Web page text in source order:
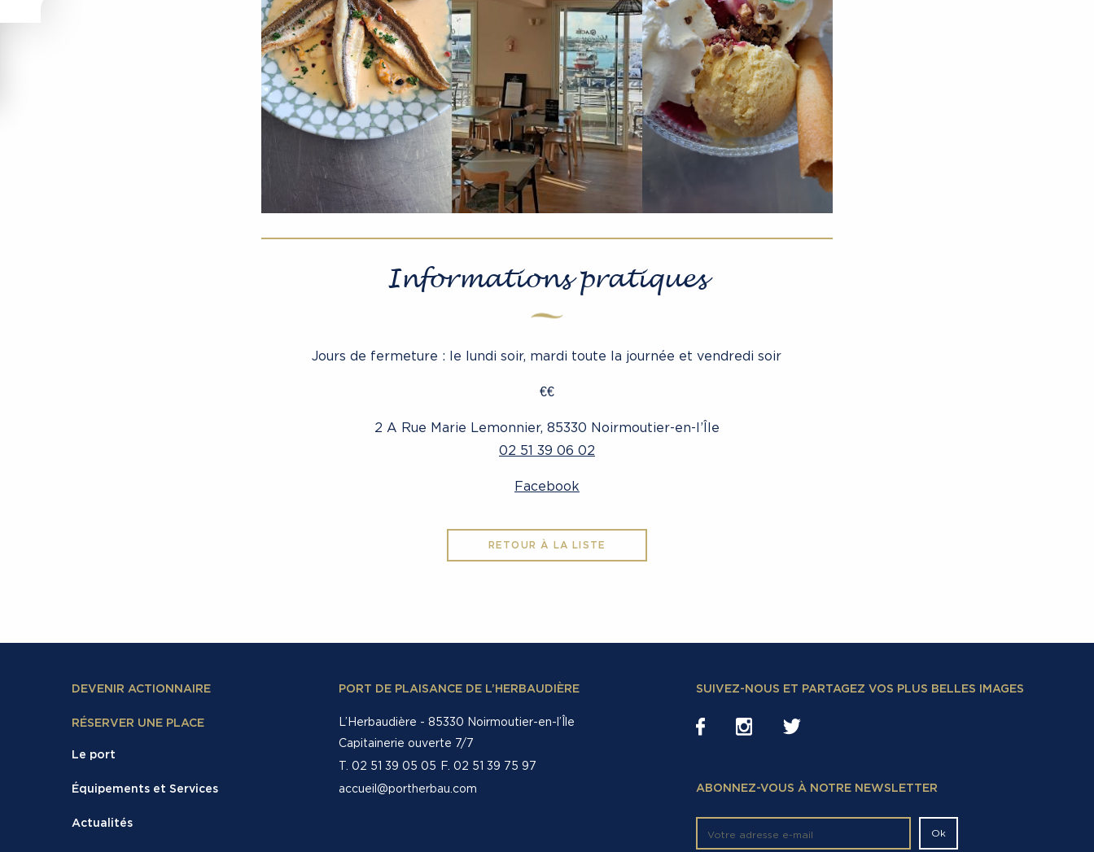
Informations pratiques
Jours de fermeture : le lundi soir, mardi toute la journée et vendredi soir
€€
2 A Rue Marie Lemonnier, 85330 Noirmoutier-en-l’Île
02 51 39 06 02
Facebook
RETOUR À LA LISTE
DEVENIR ACTIONNAIRE
RÉSERVER UNE PLACE
Le port
Équipements et Services
Actualités
PORT DE PLAISANCE DE L’HERBAUDIÈRE
L’Herbaudière - 85330 Noirmoutier-en-l’Île
Capitainerie ouverte 7/7
T. 02 51 39 05 05 F. 02 51 39 75 97
accueil@portherbau.com
SUIVEZ-NOUS ET PARTAGEZ VOS PLUS BELLES IMAGES
ABONNEZ-VOUS À NOTRE NEWSLETTER